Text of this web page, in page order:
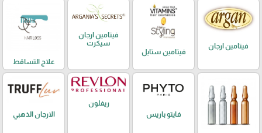
فيتامين ارجان
فيتامين ستايل
فيتامين ارجان
سيكرت
علاج التساقط
فايتو باريس
ريفلون
الارجان الذهبي